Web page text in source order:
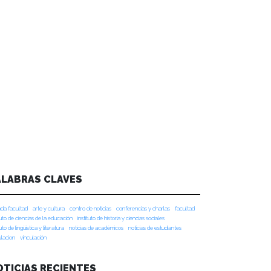
CLAVES
facultad arte y cultura centro de noticias conferencias y charlas
facultad
de ciencias de la educación
instituto de historia y ciencias sociales
de lingüística y literatura
noticias de académicos
noticias de estudiantes
vinculación
RECIENTES